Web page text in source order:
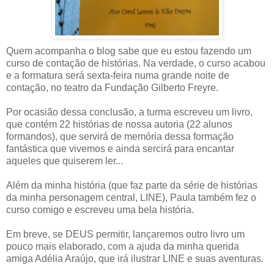
Quem acompanha o blog sabe que eu estou fazendo um
curso de contação de histórias. Na verdade, o curso acabou
e a formatura será sexta-feira numa grande noite de
contação, no teatro da Fundação Gilberto Freyre.
Por ocasião dessa conclusão, a turma escreveu um livro,
que contém 22 histórias de nossa autoria (22 alunos
formandos), que servirá de memória dessa formação
fantástica que vivemos e ainda sercirá para encantar
aqueles que quiserem ler...
Além da minha história (que faz parte da série de histórias
da minha personagem central, LINE), Paula também fez o
curso comigo e escreveu uma bela história.
Em breve, se DEUS permitir, lançaremos outro livro um
pouco mais elaborado, com a ajuda da minha querida
amiga Adélia Araújo, que irá ilustrar LINE e suas aventuras.